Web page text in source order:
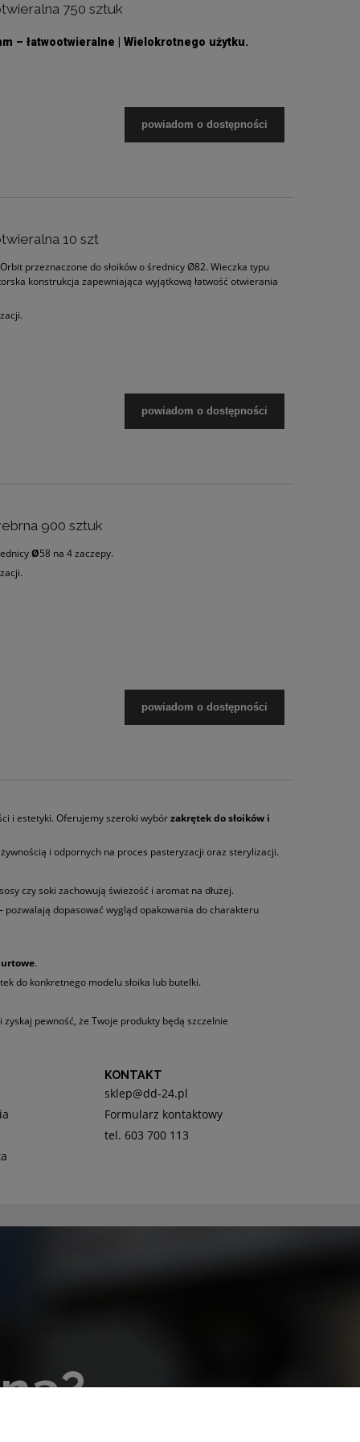
750 sztuk
– łatwootwieralne | Wielokrotnego użytku.
powiadom o dostępności
10 szt
przeznaczone do słoików o średnicy Ø82. Wieczka typu
konstrukcja zapewniająca wyjątkową łatwość otwierania
powiadom o dostępności
900 sztuk
Ø58 na 4 zaczepy.
powiadom o dostępności
i estetyki. Oferujemy szeroki wybórzakrętek do słoików i
i odpornych na proces pasteryzacji oraz sterylizacji.
czy soki zachowują świeżość i aromat na dłużej.
pozwalają dopasować wygląd opakowania do charakteru
.
do konkretnego modelu słoika lub butelki.
zyskaj pewność, że Twoje produkty będą szczelnie
KONTAKT
sklep@dd-24.pl
Formularz kontaktowy
tel. 603 700 113